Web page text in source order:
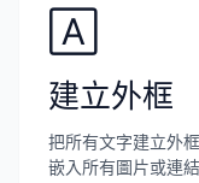
🄰
建立外框
把所有文字建立外
嵌入所有圖片或連